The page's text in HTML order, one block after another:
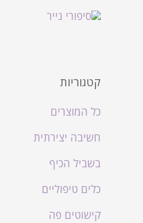
קטגוריות
כל המוצרים
חשיבה יצירתית
בשביל הכיף
כלים טיפוליים
קישוטים פה